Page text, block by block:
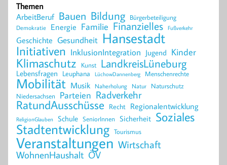
Themen
ArbeitBeruf Bauen Bildung Bürgerbeteiligung
Demokratie Energie Familie Finanzielles Fußverkehr
Geschichte Gesundheit Hansestadt
Initiativen InklusionIntegration Jugend Kinder
Klimaschutz Kunst LandkreisLüneburg
Lebensfragen Leuphana LüchowDannenberg Menschenrechte
Mobilität Musik Naherholung Natur Naturschutz
Niedersachsen Parteien Radverkehr
RatundAusschüsse Recht Regionalentwicklung
ReligionGlauben Schule SeniorInnen Sicherheit Soziales
Stadtentwicklung Tourismus
Veranstaltungen Wirtschaft
WohnenHaushalt ÖV